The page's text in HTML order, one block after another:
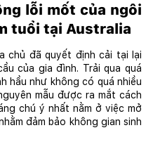
lỗi mốt của ngôi
tuổi tại Australia
chủ đã quyết định cải tại lại
của gia đình. Trải qua quá
hầu như không có quá nhiều
mẫu được ra mắt cách
chú ý nhất nằm ở việc mở
đảm bảo không gian sinh